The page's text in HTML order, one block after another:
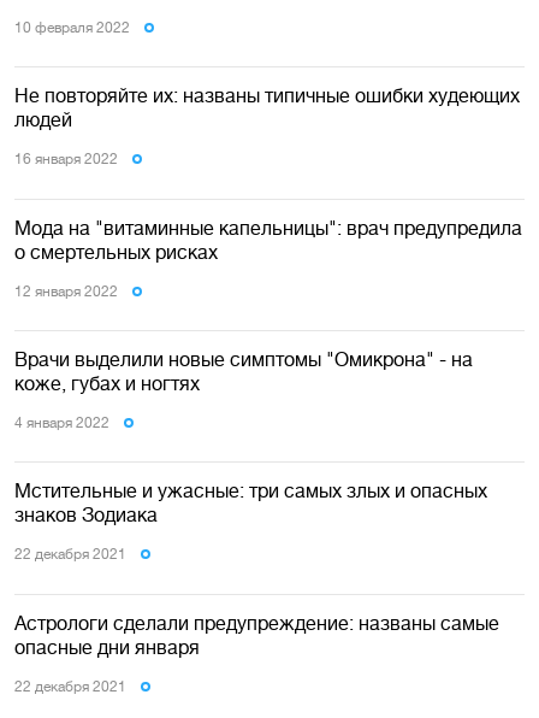
10 февраля 2022
Не повторяйте их: названы типичные ошибки худеющих
людей
16 января 2022
Мода на "витаминные капельницы": врач предупредила
о смертельных рисках
12 января 2022
Врачи выделили новые симптомы "Омикрона" - на
коже, губах и ногтях
4 января 2022
Мстительные и ужасные: три самых злых и опасных
знаков Зодиака
22 декабря 2021
Астрологи сделали предупреждение: названы самые
опасные дни января
22 декабря 2021